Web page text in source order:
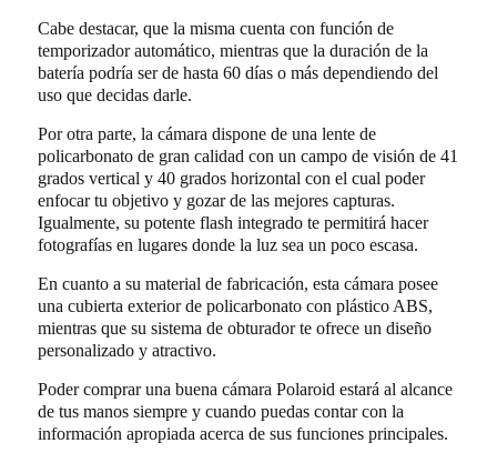
Cabe destacar, que la misma cuenta con función de
temporizador automático, mientras que la duración de la
batería podría ser de hasta 60 días o más dependiendo del
uso que decidas darle.
Por otra parte, la cámara dispone de una lente de
policarbonato de gran calidad con un campo de visión de 41
grados vertical y 40 grados horizontal con el cual poder
enfocar tu objetivo y gozar de las mejores capturas.
Igualmente, su potente flash integrado te permitirá hacer
fotografías en lugares donde la luz sea un poco escasa.
En cuanto a su material de fabricación, esta cámara posee
una cubierta exterior de policarbonato con plástico ABS,
mientras que su sistema de obturador te ofrece un diseño
personalizado y atractivo.
Poder comprar una buena cámara Polaroid estará al alcance
de tus manos siempre y cuando puedas contar con la
información apropiada acerca de sus funciones principales.